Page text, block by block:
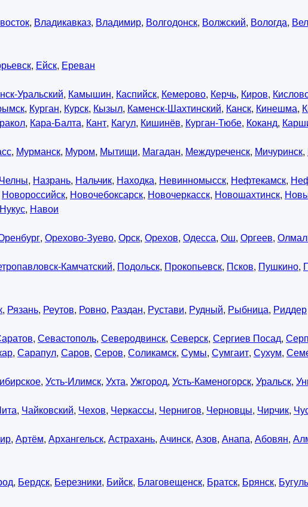
, Владикавказ, Владимир, Волгодонск, Волжский, Вологда,
, Ейск, Ереван
Уральский, Камышин, Каспийск, Кемерово, Керчь, Киров,
, Курган, Курск, Кызыл, Каменск-Шахтинский, Канск, Кинешма,
, Кара-Балта, Кант, Кагул, Кишинёв, Курган-Тюбе, Коканд,
, Мурманск, Муром, Мытищи, Магадан, Междуреченск, Мичуринск,
, Назрань, Нальчик, Находка, Невинномысск, Нефтекамск,
Новороссийск, Новочебоксарск, Новочеркасск, Новошахтинск,
Нукус, Навои
, Орехово-Зуево, Орск, Орехов, Одесса, Ош, Оргеев,
Камчатский, Подольск, Прокопьевск, Псков, Пушкино,
, Рязань, Реутов, Ровно, Раздан, Рустави, Рудный, Рыбница, Риддер
, Севастополь, Северодвинск, Северск, Сергиев Посад,
, Сарапул, Саров, Серов, Соликамск, Сумы, Сумгаит, Сухум,
, Усть-Илимск, Ухта, Ужгород, Усть-Каменогорск, Уральск,
, Чайковский, Чехов, Черкассы, Чернигов, Черновцы, Чирчик,
, Артём, Архангельск, Астрахань, Ачинск, Азов, Анапа, Абовян,
, Бердск, Березники, Бийск, Благовещенск, Братск, Брянск,